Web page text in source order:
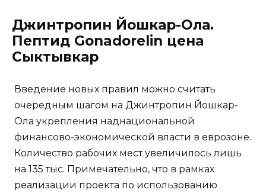
Джинтропин Йошкар-Ола.
Пептид Gonadorelin цена
Сыктывкар
Введение новых правил можно считать
очередным шагом на Джинтропин Йошкар-
Ола укрепления наднациональной
финансово-экономической власти в еврозоне.
Количество рабочих мест увеличилось лишь
на 135 тыс. Примечательно, что в рамках
реализации проекта по использованию